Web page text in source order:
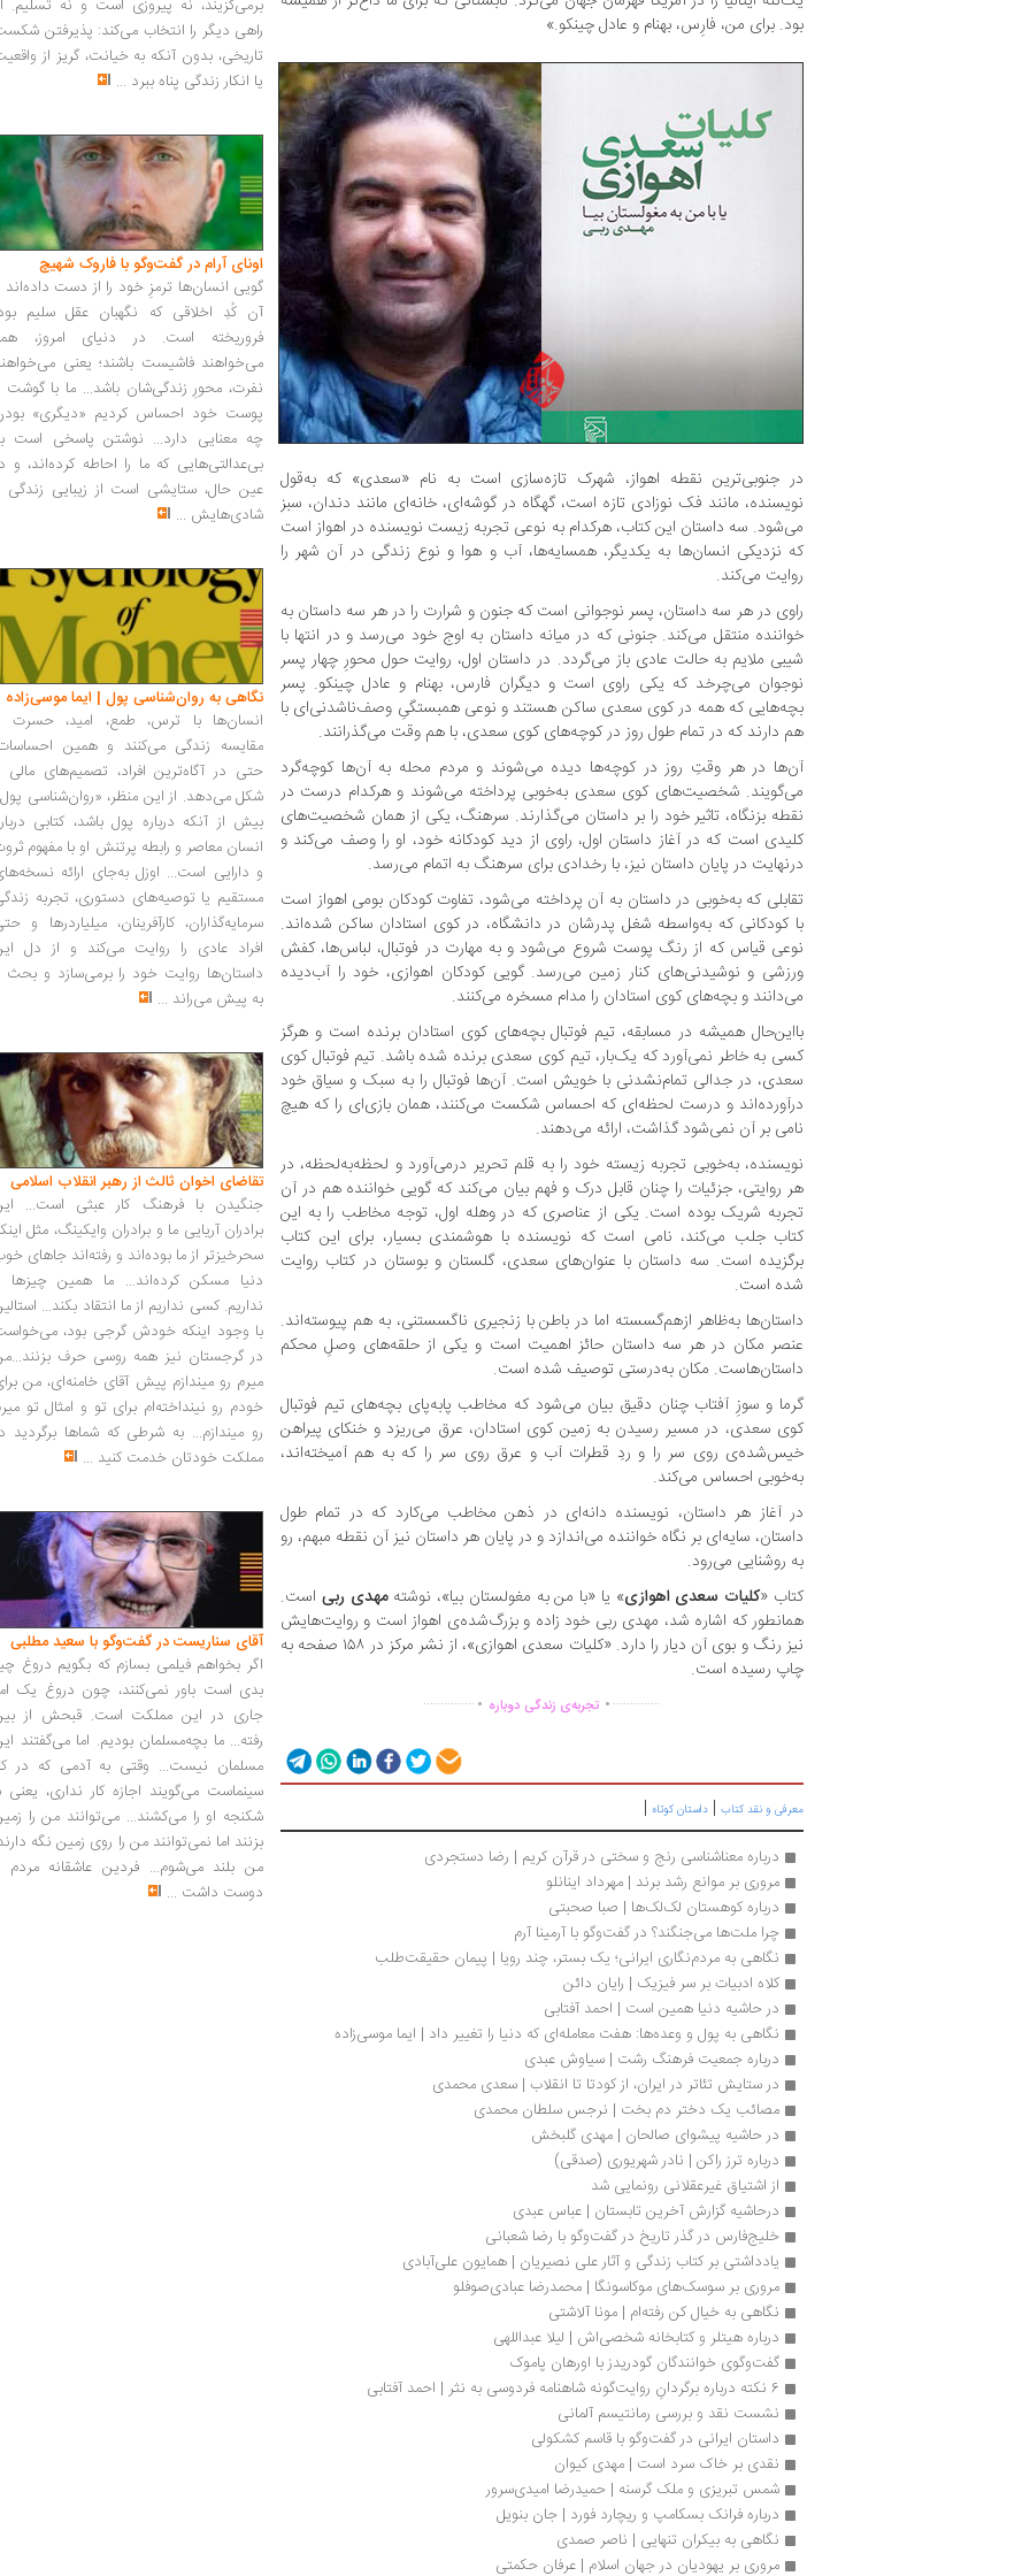
بود. برای من، فارِس، بهنام و عادل چینکو.»
در جنوبی‌ترین نقطه اهواز، شهرک تازه‌سازی‌ است به نام «سعدی» که به‌قول
نویسنده، مانند فک نوزادی تازه است، گهگاه در گوشه‌ای، خانه‌ای مانند دندان، سبز
می‌شود. سه داستان این کتاب، هرکدام به نوعی تجربه زیست نویسنده در اهواز است
که نزدیکی انسان‌ها به یکدیگر، همسایه‌ها، آب و هوا و نوع زندگی در آن شهر را
روایت می‌کند.
راوی در هر سه داستان، پسر نوجوانی است که جنون و شرارت را در هر سه داستان به
خواننده منتقل می‌کند. جنونی که در میانه داستان به اوج خود می‌رسد و در انتها با
شیبی ملایم به حالت عادی باز می‌گردد. در داستان اول، روایت حول محورِ چهار پسر
نوجوان می‌چرخد که یکی راوی است و دیگران فارس، بهنام و عادل چینکو. پسر
بچه‌هایی که همه در کوی سعدی ساکن هستند و نوعی همبستگیِ وصف‌ناشدنی‌ای با
هم دارند که در تمام طول روز در کوچه‌های کوی سعدی، با هم وقت می‌گذرانند.
آن‌ها در هر وقتِ روز در کوچه‌ها دیده می‌شوند و مردم محله به آن‌ها کوچه‌گرد
می‌گویند. شخصیت‌های کوی سعدی به‌خوبی پرداخته می‌شوند و هرکدام درست در
نقطه بزنگاه، تاثیر خود را بر داستان می‌گذارند. سرهنگ، یکی از همان شخصیت‌های
کلیدی است که در آغاز داستان اول، راوی از دید کودکانه خود، او را وصف می‌کند و
درنهایت در پایان داستان نیز، با رخدادی برای سرهنگ به اتمام می‌رسد.
تقابلی که به‌خوبی در داستان به آن پرداخته می‌شود، تفاوت کودکان بومی اهواز است
با کودکانی که به‌واسطه شغل پدرشان در دانشگاه، در کوی استادان ساکن شده‌اند.
نوعی قیاس که از رنگ پوست شروع می‌شود و به مهارت در فوتبال، لباس‌ها، کفش
ورزشی و نوشیدنی‌های کنار زمین می‌رسد. گویی کودکان اهوازی، خود را آب‌دیده
می‌دانند و بچه‌های کوی استادان را مدام مسخره می‌کنند.
بااین‌‌حال همیشه در مسابقه، تیم فوتبال بچه‌های کوی استادان برنده است و هرگز
کسی به خاطر نمی‌آورد که یک‌بار، تیم کوی سعدی برنده شده باشد. تیم فوتبال کوی
سعدی، در جدالی تمام‌نشدنی با خویش است. آن‌‌ها فوتبال را به سبک و سیاق خود
درآورده‌اند و درست لحظه‌ای که احساس شکست می‌کنند، همان بازی‌ای را که هیچ
نامی بر آن نمی‌شود گذاشت، ارائه می‌دهند.
نویسنده، به‌خوبی تجربه زیسته خود را به قلم تحریر درمی‌آورد و لحظه‌به‌لحظه، در
هر روایتی، جزئیات را چنان قابل درک و فهم بیان می‌کند که گویی خواننده هم در آن
تجربه شریک بوده است. یکی از عناصری که در وهله اول، توجه مخاطب را به این
کتاب جلب می‌کند، نامی است که نویسنده با هوشمندی بسیار، برای این کتاب
برگزیده است. سه داستان با عنوان‌های سعدی، گلستان و بوستان در کتاب روایت
شده است.
داستان‌ها به‌ظاهر ازهم‌گسسته اما در باطن با زنجیری ناگسستنی، به هم پیوسته‌اند.
عنصر مکان در هر سه داستان حائز اهمیت است و یکی از حلقه‌های وصلِ محکم
داستان‌هاست. مکان به‌درستی توصیف شده است.
گرما و سوزِ آفتاب چنان دقیق بیان می‌شود که مخاطب پابه‌پای بچه‌های تیم فوتبال
کوی سعدی، در مسیر رسیدن به زمین کوی استادان، عرق می‌ریزد و خنکای پیراهن
خیس‌شده‌ی روی سر را و ردِ قطرات آب و عرق روی سر را که به هم آمیخته‌اند،
به‌خوبی احساس می‌کند.
در آغاز هر داستان، نویسنده دانه‌ای در ذهن مخاطب می‌کارد که در تمام طول
داستان، سایه‌ای بر نگاه خواننده می‌اندازد و در پایان هر داستان نیز آن نقطه مبهم، رو
به روشنایی می‌رود.
کتاب «کلیات سعدی اهوازی» یا «با من به مغولستان بیا»، نوشتهمهدی ربی است.
همانطور که اشاره شد، مهدی ربی خود زاده و بزرگ‌شده‌ی اهواز است و روایت‌هایش
نیز رنگ و بوی آن دیار را دارد. «کلیات سعدی اهوازی»، از نشر مرکز در ۱۵۸ صفحه به
چاپ رسیده است.
............... . تجربه‌ی زندگی دوباره . ..............
معرفی و نقد کتاب | داستان کوتاه |
درباره معناشناسی رنج و سختی در قرآن کریم | رضا دستجردی
مروری بر موانع رشد برند | مهرداد اینانلو
درباره کوهستان لک‌لک‌ها | صبا صحبتی
چرا ملت‌ها می‌جنگند؟ در گفت‌وگو با آرمینا آرم
نگاهی به مردم‌نگاری ایرانی؛ یک بستر، چند رویا | پیمان حقیقت‌طلب
کلاه ادبیات بر سر فیزیک | رایان دائن
در حاشیه دنیا همین است | احمد آفتابی
نگاهی به پول و وعده‌ها: هفت معامله‌ای که دنیا را تغییر داد | ایما موسی‌زاده
درباره جمعیت فرهنگ رشت | سیاوش عبدی
در ستایش تئاتر در ایران، از کودتا تا انقلاب | سعدی محمدی
مصائب یک دختر دم بخت | نرجس سلطان محمدی
در حاشیه پیشوای صالحان | مهدی گلبخش
درباره ترز راکن | نادر شهریوری (صدقی)
از اشتیاق غیرعقلانی رونمایی شد
درحاشیه گزارش آخرین تابستان | عباس عبدی
خلیج‌فارس در گذر تاریخ در گفت‌وگو با رضا شعبانی
یادداشتی بر کتاب زندگی و آثار علی نصیریان | همایون علی‌آبادی
مروری بر سوسک‌های موکاسونگا | محمدرضا عبادی‌صوفلو
نگاهی به خیال كن رفته‌ام | مونا آلاشتی
درباره هیتلر و کتابخانه شخصی‌اش | لیلا عبداللهی
گفت‌وگوی خوانندگان گودریدز با اورهان پاموک
6 نکته درباره برگردانِ روایت‌گونه شاهنامه فردوسی به نثر | احمد آفتابی
نشست نقد و بررسی رمانتیسم آلمانی
داستان ایرانی در گفت‌وگو با قاسم کشکولی
نقدی بر خاک سرد است | مهدی کیوان
شمس تبریزی و ملک گرسنه | حمیدرضا امیدی‌سرور
درباره فرانک ‌بسکامپ و ریچارد فورد | جان بنویل
نگاهی به بیکران تنهایی | ناصر صمدی
مروری بر یهودیان در جهان اسلام | عرفان حکمتی
برمی‌گزیند، نه پیروزی است و نه تسلیم.
راهی دیگر را انتخاب می‌کند: پذیرفتن
تاریخی، بدون آنکه به خیانت، گریز از
یا انکار زندگی پناه ببرد ...
اونای آرام در گفت‌وگو با فاروک شهیچ‭
گویی انسان‌ها ترمزِ خود را از دست داده‌اند
آن کُدِ اخلاقی که نگهبان عقل سلیم
فروریخته است. در دنیای امروز،
می‌خواهند فاشیست باشند؛ یعنی
نفرت، محورِ زندگی‌شان باشد... ما با گوشت
پوست خود احساس کردیم «دیگری»
چه معنایی دارد... نوشتن پاسخی است
بی‌عدالتی‌هایی که ما را احاطه کرده‌اند، و
عین حال، ستایشی است از زیبایی زندگی
شادی‌هایش ...
نگاهی به روان‌شناسی پول | ایما موسی‌زاده
انسان‌ها با ترس، طمع، امید، حسرت
مقایسه زندگی می‌کنند و همین
حتی در آگاه‌ترین افراد، تصمیم‌های مالی
شکل می‌دهد. از این منظر، «روان‌شناسی
بیش از آنکه درباره پول باشد، کتابی
انسان معاصر و رابطه پرتنش او با مفهوم
و دارایی است... اوزل به‌جای ارائه
مستقیم یا توصیه‌های دستوری، تجربه
سرمایه‌گذاران، کارآفرینان، میلیاردرها و
افراد عادی را روایت می‌کند و از دل
داستان‌ها روایت خود را برمی‌سازد و بحث
به پیش می‌راند ...
تقاضای اخوان ثالث از رهبر انقلاب اسلامی
جنگیدن با فرهنگ کار عبثی است...
برادران آریایی ما و برادران وایکینگ، مثل
سحرخیزتر از ما بوده‌اند و رفته‌اند جاهای
دنیا مسکن کرده‌اند... ما همین چیزها
نداریم. کسی نداریم از ما انتقاد بکند...
با وجود اینکه خودش گرجی بود،
در گرجستان نیز همه روسی حرف
میرم رو میندازم پیش آقای خامنه‌ای، من
خودم رو نینداخته‌ام برای تو و امثال تو
رو میندازم... به شرطی که شماها برگردید
مملکت خودتان خدمت کنید ...
آقای سناریست در گفت‌وگو با سعید مطلبی
اگر بخواهم فیلمی بسازم که بگویم دروغ
بدی است باور نمی‌کنند، چون دروغ یک
جاری در این مملکت است. قبحش از
رفته... ما بچه‌مسلمان بودیم. اما می‌گفتند
مسلمان نیست... وقتی به آدمی که در
سینماست می‌گویند اجازه کار نداری، یعنی
شکنجه او را می‌کشند... می‌توانند من را
بزنند اما نمی‌توانند من را روی زمین نگه
من بلند می‌شوم... فردین عاشقانه مردم
دوست داشت ...